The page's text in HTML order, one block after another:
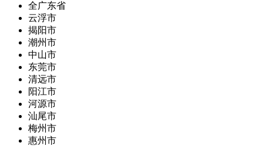
全广东省
云浮市
揭阳市
潮州市
中山市
东莞市
清远市
阳江市
河源市
汕尾市
梅州市
惠州市